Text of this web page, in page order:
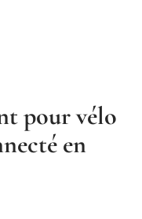
pour vélo
en